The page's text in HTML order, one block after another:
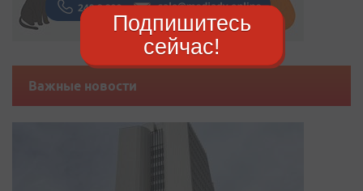
Важные новости
Подпишитесь
сейчас!